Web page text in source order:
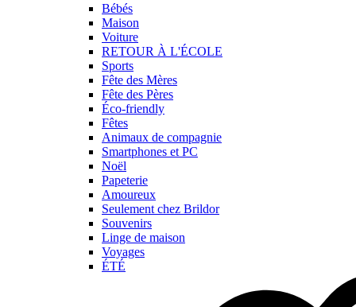
Bébés
Maison
Voiture
RETOUR À L'ÉCOLE
Sports
Fête des Mères
Fête des Pères
Éco-friendly
Fêtes
Animaux de compagnie
Smartphones et PC
Noël
Papeterie
Amoureux
Seulement chez Brildor
Souvenirs
Linge de maison
Voyages
ÉTÉ